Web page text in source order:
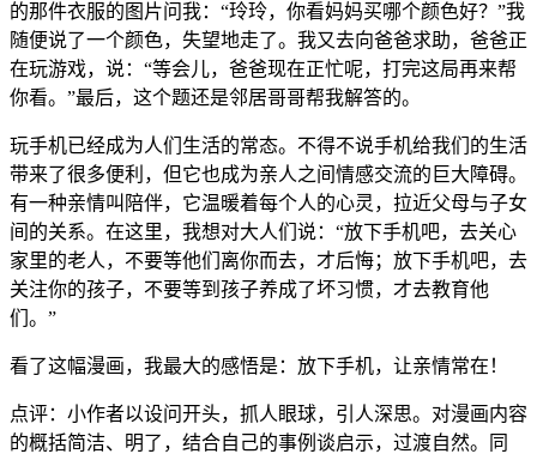
的那件衣服的图片问我：“玲玲，你看妈妈买哪个颜色好？”我
随便说了一个颜色，失望地走了。我又去向爸爸求助，爸爸正
在玩游戏，说：“等会儿，爸爸现在正忙呢，打完这局再来帮
你看。”最后，这个题还是邻居哥哥帮我解答的。
玩手机已经成为人们生活的常态。不得不说手机给我们的生活
带来了很多便利，但它也成为亲人之间情感交流的巨大障碍。
有一种亲情叫陪伴，它温暖着每个人的心灵，拉近父母与子女
间的关系。在这里，我想对大人们说：“放下手机吧，去关心
家里的老人，不要等他们离你而去，才后悔；放下手机吧，去
关注你的孩子，不要等到孩子养成了坏习惯，才去教育他
们。”
看了这幅漫画，我最大的感悟是：放下手机，让亲情常在！
点评：小作者以设问开头，抓人眼球，引人深思。对漫画内容
的概括简洁、明了，结合自己的事例谈启示，过渡自然。同